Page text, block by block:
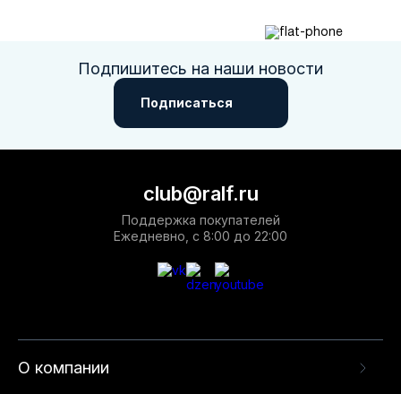
Подпишитесь на наши новости
Подписаться
О компании
club@ralf.ru
Поддержка покупателей
Ежедневно, с 8:00 до 22:00